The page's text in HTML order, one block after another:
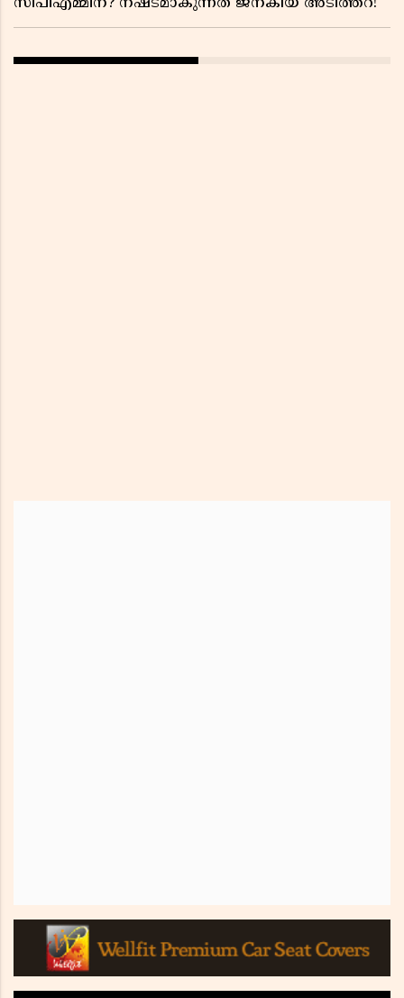
സിപിഎമ്മിന്? നഷ്ടമാകുന്നത് ജനകീയ അടിത്തറ!